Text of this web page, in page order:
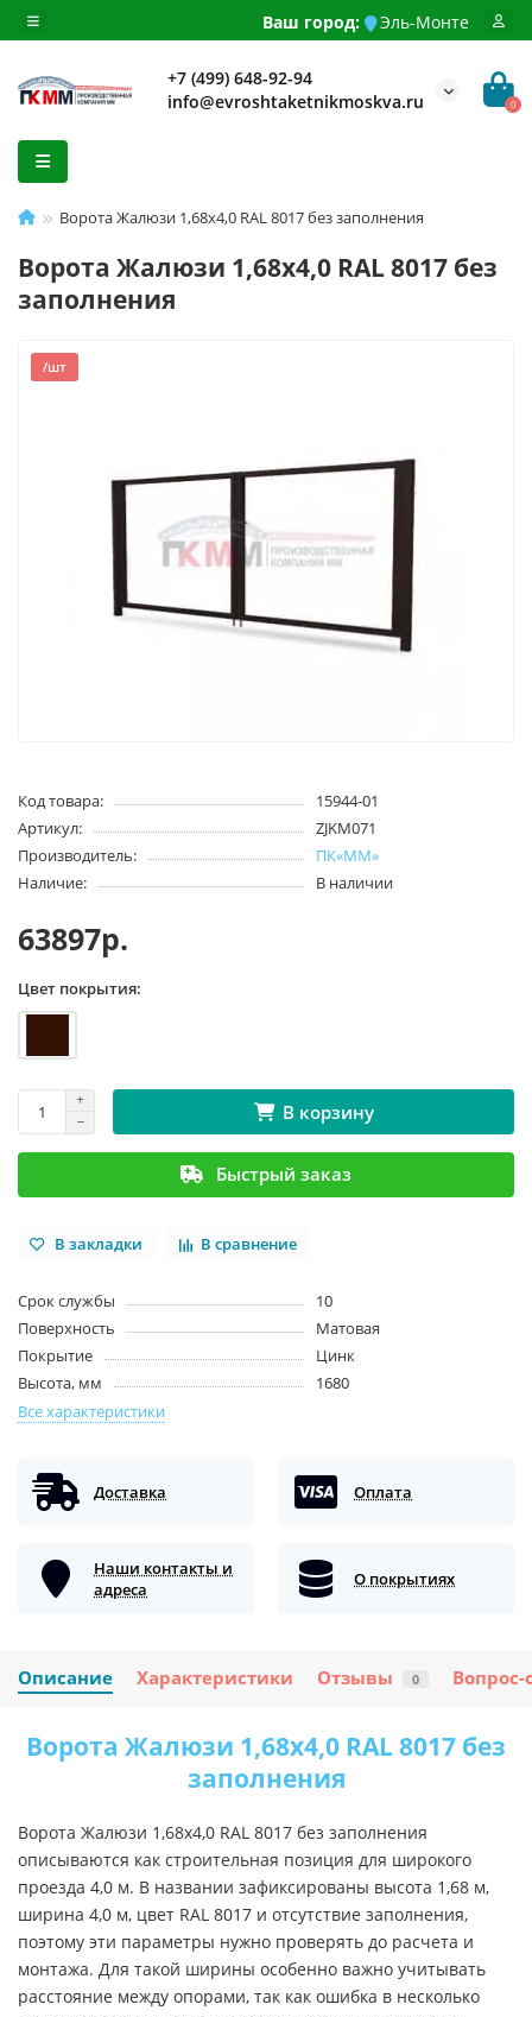
Ваш город: Эль-Монте
+7 (499) 648-92-94
info@evroshtaketnikmoskva.ru
0
Ворота Жалюзи 1,68х4,0 RAL 8017 без заполнения
Ворота Жалюзи 1,68х4,0 RAL 8017 без
заполнения
/шт
Код товара:
15944-01
Артикул:
ZJKM071
Производитель:
ПК«ММ»
Наличие:
В наличии
63897р.
Цвет покрытия:
В корзину
Быстрый заказ
В закладки В сравнение
Срок службы
10
Поверхность
Матовая
Покрытие
Цинк
Высота, мм
1680
Все характеристики
Доставка Оплата
Наши контакты и
адреса
О покрытиях
Описание Характеристики Отзывы 0 Вопрос-
Ворота Жалюзи 1,68х4,0 RAL 8017 без
заполнения
Ворота Жалюзи 1,68х4,0 RAL 8017 без заполнения
описываются как строительная позиция для широкого
проезда 4,0 м. В названии зафиксированы высота 1,68 м,
ширина 4,0 м, цвет RAL 8017 и отсутствие заполнения,
поэтому эти параметры нужно проверять до расчета и
монтажа. Для такой ширины особенно важно учитывать
расстояние между опорами, так как ошибка в несколько